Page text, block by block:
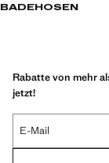
BADEHOSEN
Rabatte von mehr
jetzt!
E-Mail